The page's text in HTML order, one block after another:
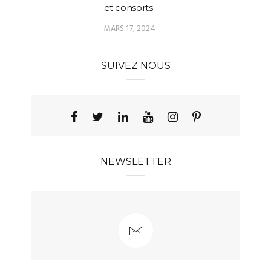
et consorts
MARS 17, 2024
SUIVEZ NOUS
NEWSLETTER